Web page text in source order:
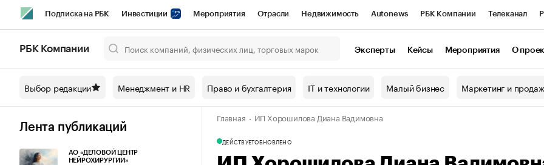
Подписка на РБК Инвестиции Мероприятия Отрасли Недвижимость Autonews РБК Компании Телеканал
Спецпроекты СПб Конференции СПб Спецпроекты Проверка контрагентов
Технологии и медиа Рынок наличной валюты
РБК Компании Эксперты Кейсы Мероприятия О
Выбор редакции Менеджмент и HR Право и бухгалтерия IT и технологии Малый бизнес Маркетинг и
Лента публикаций
АО «ДЕЛОВОЙ ЦЕНТР
НЕЙРОХИРУРГИИ»
Главная ИП Хорошилова Диана Вадимовна
ДЕЙСТВУЕТОБНОВЛЕНО